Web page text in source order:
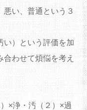
い、普通という３
い）という評価を加
わせて煩悩を考え
×浄・汚（２）×過